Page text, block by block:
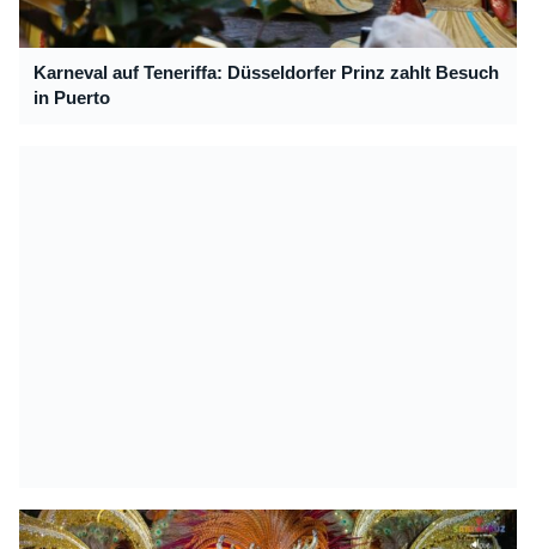
Karneval auf Teneriffa: Düsseldorfer Prinz zahlt Besuch
in Puerto